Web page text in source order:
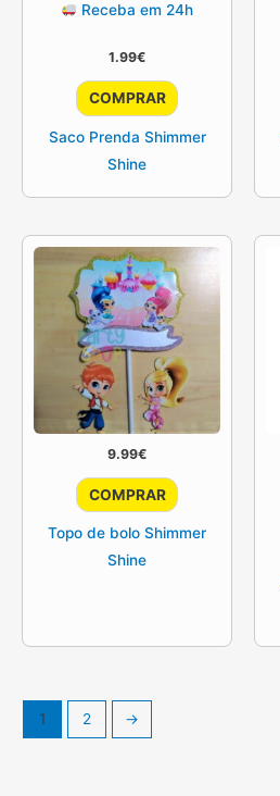
Receba em 24h
1.99€
COMPRAR
Saco Prenda Shimmer
Shine
9.99€
COMPRAR
Topo de bolo Shimmer
Shine
1 2 →